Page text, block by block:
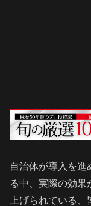
自治体が導入を進
る中、実際の効果
上げられている